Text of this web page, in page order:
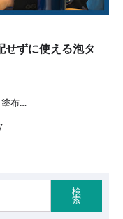
ずに使える泡タ
塗布…
検
索